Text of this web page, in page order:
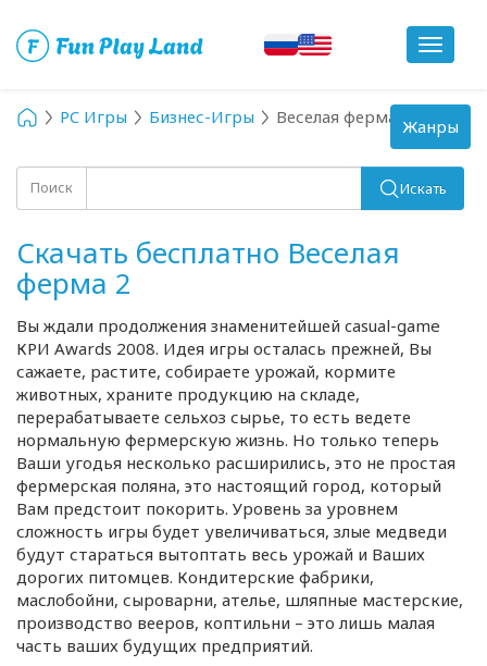
Toggle
PC Игры Бизнес-Игры Веселая ферма 2
Поиск Искать
Скачать бесплатно Веселая
ферма 2
Вы ждали продолжения знаменитейшей casual-game
КРИ Awards 2008. Идея игры осталась прежней, Вы
сажаете, растите, собираете урожай, кормите
животных, храните продукцию на складе,
перерабатываете сельхоз сырье, то есть ведете
нормальную фермерскую жизнь. Но только теперь
Ваши угодья несколько расширились, это не простая
фермерская поляна, это настоящий город, который
Вам предстоит покорить. Уровень за уровнем
сложность игры будет увеличиваться, злые медведи
будут стараться вытоптать весь урожай и Ваших
дорогих питомцев. Кондитерские фабрики,
маслобойни, сыроварни, ателье, шляпные мастерские,
производство вееров, коптильни – это лишь малая
часть ваших будущих предприятий.
Toggle
navigation
Жанры